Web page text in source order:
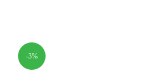
-3%